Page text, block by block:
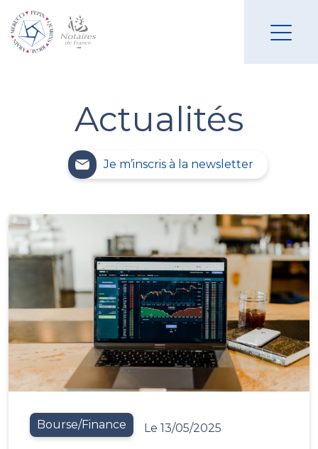
Actualités
Je m’inscris à la newsletter
Bourse/Finance Le 13/05/2025